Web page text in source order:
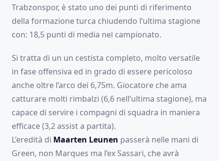
Trabzonspor, è stato uno dei punti di riferimento
della formazione turca chiudendo l’ultima stagione
con: 18,5 punti di media nel campionato.
Si tratta di un un cestista completo, molto versatile
in fase offensiva ed in grado di essere pericoloso
anche oltre l’arco dei 6,75m. Giocatore che ama
catturare molti rimbalzi (6,6 nell’ultima stagione), ma
capace di servire i compagni di squadra in maniera
efficace (3,2 assist a partita).
L’eredità di Maarten Leunen passerà nelle mani di
Green, non Marques ma l’ex Sassari, che avrà